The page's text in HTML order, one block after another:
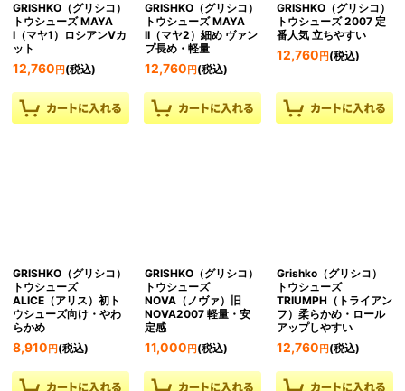
GRISHKO（グリシコ）
トウシューズ MAYA
I（マヤ1）ロシアンVカ
ット
12,760 円 (税込)
GRISHKO（グリシコ）
トウシューズ MAYA
II（マヤ2）細め ヴァン
プ長め・軽量
12,760 円(税込)
GRISHKO（グリシコ）
トウシューズ 2007 定
番人気 立ちやすい
12,760 円(税込)
GRISHKO（グリシコ）
トウシューズ
ALICE（アリス）初ト
ウシューズ向け・やわ
らかめ
8,910 円 (税込)
GRISHKO（グリシコ）
トウシューズ
NOVA（ノヴァ）旧
NOVA2007 軽量・安
定感
11,000 円(税込)
Grishko（グリシコ）
トウシューズ
TRIUMPH（トライアン
フ）柔らかめ・ロール
アップしやすい
12,760 円(税込)